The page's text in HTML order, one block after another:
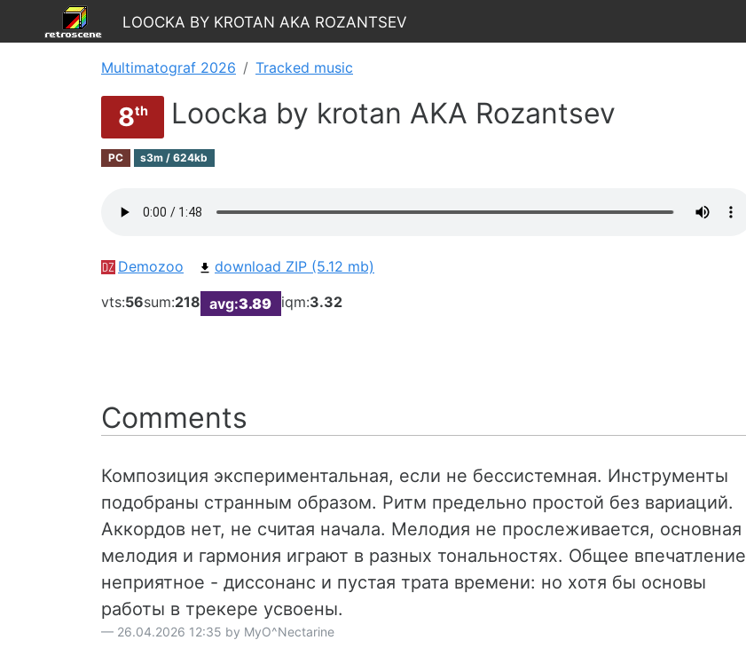
Loocka by krotan AKA Rozantsev
Multimatograf 2026 Tracked music
8th Loocka by krotan AKA Rozantsev
PC s3m / 624kb
Demozoo
download ZIP (5.12 mb)
vts:56sum:218 avg:3.89 iqm:3.32
Comments
Композиция экспериментальная, если не бессистемная. Инструменты
подобраны странным образом. Ритм предельно простой без вариаций.
Аккордов нет, не считая начала. Мелодия не прослеживается, основная
мелодия и гармония играют в разных тональностях. Общее впечатление
неприятное - диссонанс и пустая трата времени: но хотя бы основы
работы в трекере усвоены.
26.04.2026 12:35 by MyO^Nectarine